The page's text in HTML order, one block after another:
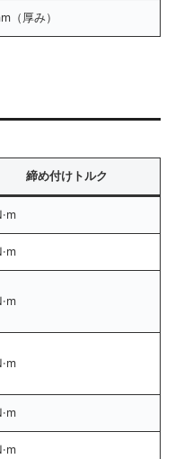
（厚み）
締め付けトルク